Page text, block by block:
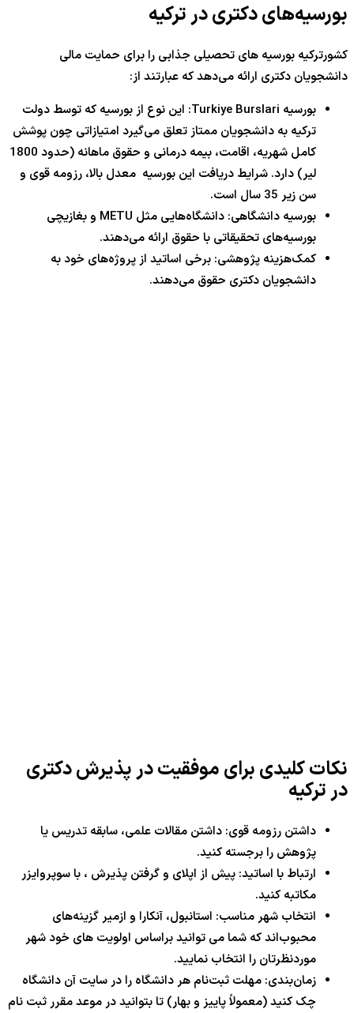
بورسیه‌های دکتری در ترکیه
کشورترکیه بورسیه‌ های تحصیلی جذابی را برای حمایت مالی
دانشجویان دکتری ارائه می‌دهد که عبارتند از:
بورسیه Turkiye Burslari: این نوع از بورسیه که توسط دولت
ترکیه به دانشجویان ممتاز تعلق می‌گیرد امتیازاتی چون پوشش
کامل شهریه، اقامت، بیمه درمانی و حقوق ماهانه (حدود 1800
لیر) دارد. شرایط دریافت این بورسیه معدل بالا، رزومه قوی و
سن زیر 35 سال است.
بورسیه دانشگاهی: دانشگاه‌هایی مثل METU و بغازیچی
بورسیه‌های تحقیقاتی با حقوق ارائه می‌دهند.
کمک‌هزینه پژوهشی: برخی اساتید از پروژه‌های خود به
دانشجویان دکتری حقوق می‌دهند.
نکات کلیدی برای موفقیت در پذیرش دکتری
در ترکیه
داشتن رزومه قوی: داشتن مقالات علمی، سابقه تدریس یا
پژوهش را برجسته کنید.
ارتباط با اساتید: پیش از اپلای و گرفتن پذیرش ، با سوپروایزر
مکاتبه کنید.
انتخاب شهر مناسب: استانبول، آنکارا و ازمیر گزینه‌های
محبوب‌اند که شما می توانید براساس اولویت های خود شهر
موردنظرتان را انتخاب نمایید.
زمان‌بندی: مهلت ثبت‌نام هر دانشگاه را در سایت آن دانشگاه
چک کنید (معمولاً پاییز و بهار) تا بتوانید در موعد مقرر ثبت نام